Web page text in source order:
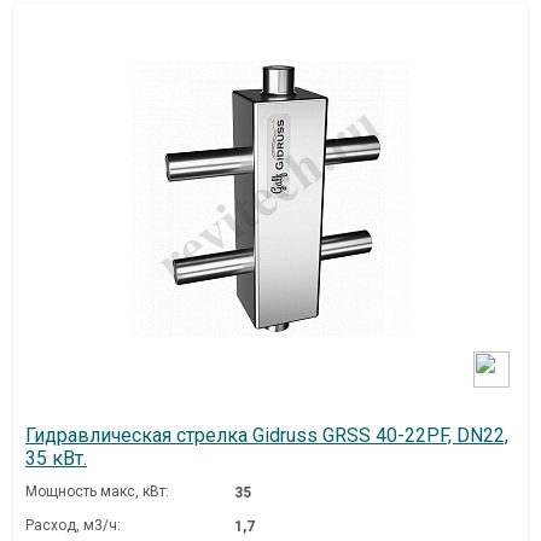
Гидравлическая стрелка Gidruss GRSS 40-22PF, DN22,
35 кВт.
Мощность макс, кВт:
35
Расход, м3/ч:
1,7